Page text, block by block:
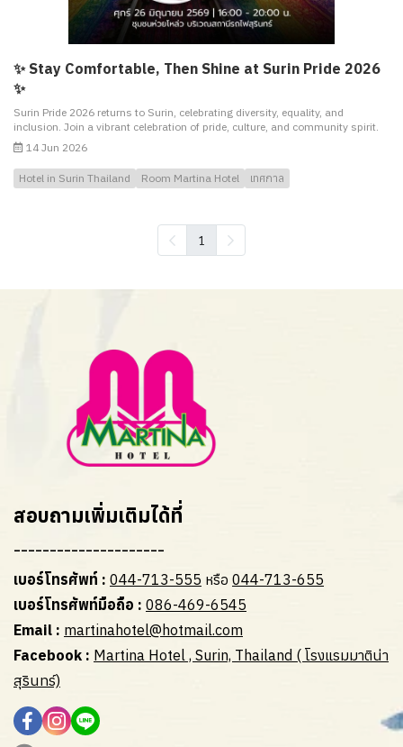
✨ Stay Comfortable, Then Shine at Surin Pride 2026
✨
Surin Pride 2026 returns to Surin, celebrating diversity, equality, and
inclusion. Join a vibrant celebration of pride, culture, and community spirit.
14 Jun 2026
Hotel in Surin Thailand Room Martina Hotel เทศกาล
1
สอบถามเพิ่มเติมได้ที่
---------------------
เบอร์โทรศัพท์ : 044-713-555 หรือ 044-713-655
เบอร์โทรศัพท์มือถือ : 086-469-6545
Email : martinahotel@hotmail.com
Facebook : Martina Hotel , Surin, Thailand ( โรงแรมมาติน่า
สุรินทร์)